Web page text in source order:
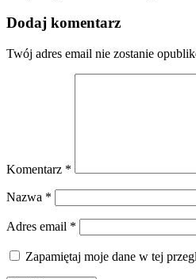
Dodaj komentarz
Twój adres email nie zostanie
Komentarz *
Nazwa *
Adres email *
Zapamiętaj moje dane w tej